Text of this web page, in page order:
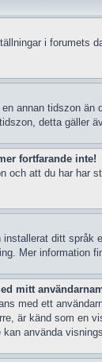
i forumets
annan tidszon
detta gäller
fortfarande inte!
och att du har har
installerat ditt
Mer information
mitt
med ett
är känd som en
använda